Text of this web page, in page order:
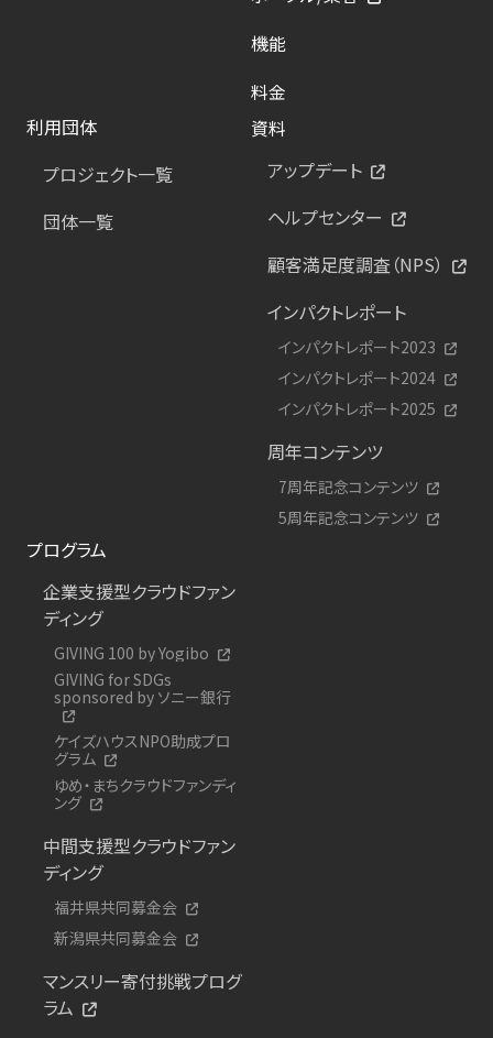
機能
料金
利用団体
プロジェクト一覧
団体一覧
資料
アップデート
ヘルプセンター
顧客満足度調査（NPS）
インパクトレポート
インパクトレポート2023
インパクトレポート2024
インパクトレポート2025
周年コンテンツ
7周年記念コンテンツ
5周年記念コンテンツ
プログラム
企業支援型クラウドファン
ディング
GIVING 100 by Yogibo
GIVING for SDGs
sponsored by ソニー銀行
ケイズハウスNPO助成プロ
グラム
ゆめ・まちクラウドファンディ
ング
中間支援型クラウドファン
ディング
福井県共同募金会
新潟県共同募金会
マンスリー寄付挑戦プログ
ラム